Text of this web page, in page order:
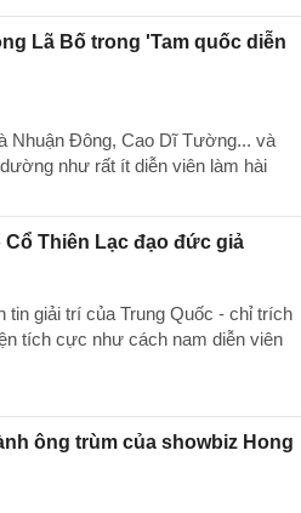
Lã Bố trong 'Tam quốc diễn
Nhuận Đông, Cao Dĩ Tường... và
như rất ít diễn viên làm hài
Thiên Lạc đạo đức giả
giải trí của Trung Quốc - chỉ trích
tích cực như cách nam diễn viên
ông trùm của showbiz Hong